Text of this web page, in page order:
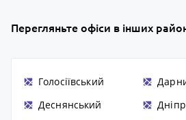
Перегляньте офіси в інших
Голосіївський
Деснянський